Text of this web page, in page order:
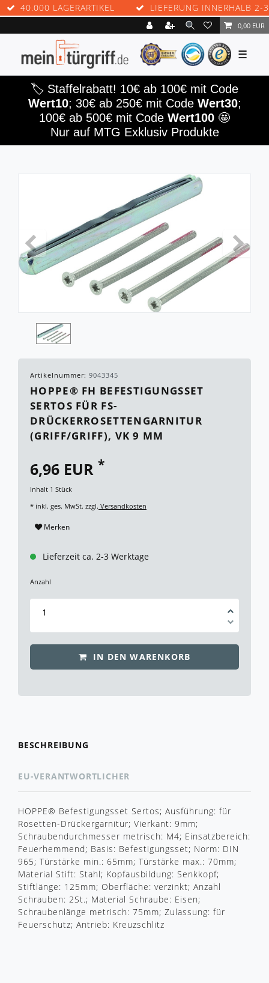
40.000 LAGERARTIKEL LIEFERUNG INNERHALB 2-3
0,00 EUR
☰
🏷️ Staffelrabatt! 10€ ab 100€ mit Code
Wert10; 30€ ab 250€ mit Code Wert30;
100€ ab 500€ mit Code Wert100 🤩
Nur auf MTG Exklusiv Produkte
Artikelnummer: 9043345
HOPPE® FH BEFESTIGUNGSSET
SERTOS FÜR FS-
DRÜCKERROSETTENGARNITUR
(GRIFF/GRIFF), VK 9 MM
6,96 EUR *
Inhalt 1 Stück
* inkl. ges. MwSt. zzgl. Versandkosten
Merken
Lieferzeit ca. 2-3 Werktage
Anzahl
IN DEN WARENKORB
BESCHREIBUNG
EU-VERANTWORTLICHER
HOPPE® Befestigungsset Sertos; Ausführung: für
Rosetten-Drückergarnitur; Vierkant: 9mm;
Schraubendurchmesser metrisch: M4; Einsatzbereich:
Feuerhemmend; Basis: Befestigungsset; Norm: DIN
965; Türstärke min.: 65mm; Türstärke max.: 70mm;
Material Stift: Stahl; Kopfausbildung: Senkkopf;
Stiftlänge: 125mm; Oberfläche: verzinkt; Anzahl
Schrauben: 2St.; Material Schraube: Eisen;
Schraubenlänge metrisch: 75mm; Zulassung: für
Feuerschutz; Antrieb: Kreuzschlitz